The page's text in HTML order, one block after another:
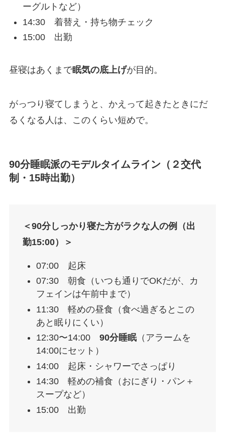
ーグルトなど）
14:30 着替え・持ち物チェック
15:00 出勤
昼寝はあくまで眠気の底上げが目的。
がっつり寝てしまうと、かえって起きたときにだ
るくなる人は、このくらい短めで。
90分睡眠派のモデルタイムライン（２交代
制・15時出勤）
＜90分しっかり寝た方がラクな人の例（出
勤15:00）＞
07:00 起床
07:30 朝食（いつも通りでOKだが、カ
フェインは午前中まで）
11:30 軽めの昼食（食べ過ぎるとこの
あと眠りにくい）
12:30〜14:00 90分睡眠（アラームを
14:00にセット）
14:00 起床・シャワーでさっぱり
14:30 軽めの補食（おにぎり・パン＋
スープなど）
15:00 出勤